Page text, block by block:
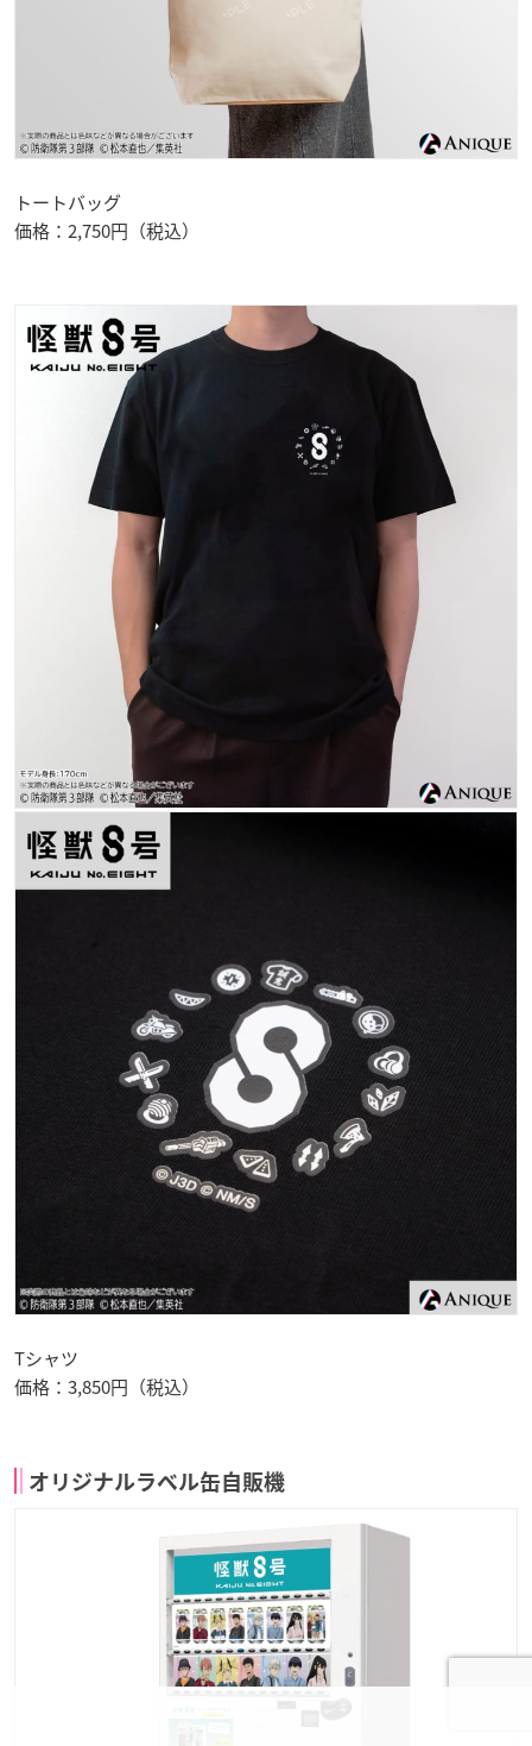
トートバッグ
価格：2,750円（税込）
Tシャツ
価格：3,850円（税込）
オリジナルラベル缶自販機